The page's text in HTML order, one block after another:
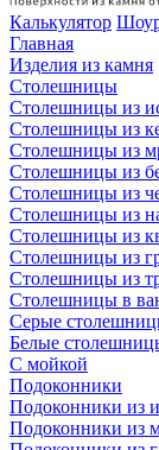
Калькулятор
Главная
Изделия из камня
Столешницы
Столешницы из
Столешницы из
Столешницы из
Столешницы из
Столешницы из
Столешницы из
Столешницы из
Столешницы из
Столешницы из
Столешницы в
Серые
Белые
С мойкой
Подоконники
Подоконники из
Подоконники из